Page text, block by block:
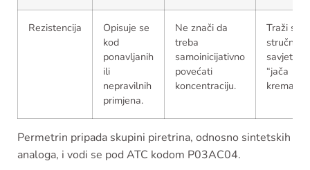
Rezistencija
Opisuje se
kod
ponavljanih
ili
nepravilnih
primjena.
Ne znači da
treba
samoinicijativno
povećati
koncentraciju.
Traži se
stručni
savjet, ne
“jača
krema”.
Permetrin pripada skupini piretrina, odnosno sintetskih
analoga, i vodi se pod ATC kodom P03AC04.